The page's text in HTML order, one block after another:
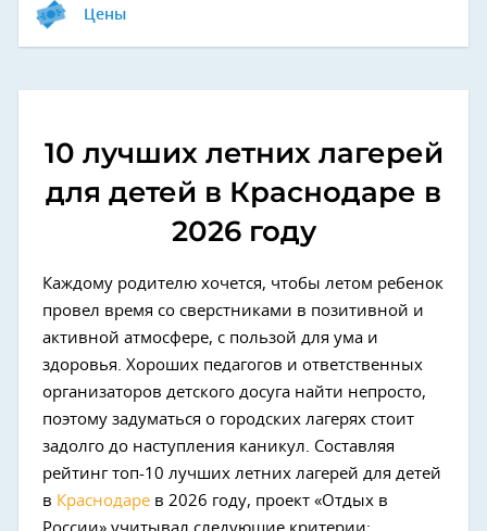
Цены
10 лучших летних лагерей
для детей в Краснодаре в
2026 году
Каждому родителю хочется, чтобы летом ребенок
провел время со сверстниками в позитивной и
активной атмосфере, с пользой для ума и
здоровья. Хороших педагогов и ответственных
организаторов детского досуга найти непросто,
поэтому задуматься о городских лагерях стоит
задолго до наступления каникул. Составляя
рейтинг топ-10 лучших летних лагерей для детей
в Краснодаре в 2026 году, проект «Отдых в